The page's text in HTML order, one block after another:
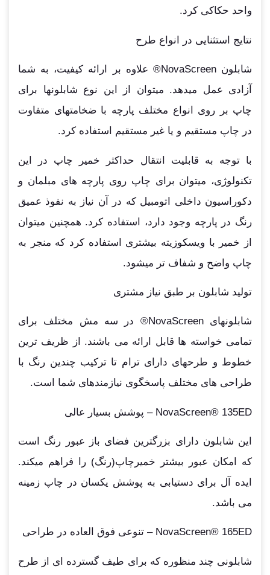
واحد حکاکی کرد.
نتایج استثنایی در انواع طرح
شابلون NovaScreen® علاوه بر ارائه کیفیت، به شما
آزادی عمل میدهد. میتوان از این نوع شابلونها برای
چاپ بر روی انواع مختلف پارچه با ضخامتهای متفاوت
در چاپ مستقیم و یا غیر مستقیم استفاده کرد.
با توجه به قابلیت انتقال حداکثر خمیر چاپ در این
تکنولوژی، میتوان برای چاپ روی پارچه های مبلمان و
دکوراسیون داخلی اتومبیل که در آن نیاز به نفوذ عمیق
رنگ در پارچه وجود دارد، استفاده کرد. همچنین میتوان
از خمیر با ویسکوزیته بیشتری استفاده کرد که منجر به
چاپ واضح و شفاف تر میشود.
تولید شابلون بر طبق نیاز مشتری
شابلونهای NovaScreen® در سه مش مختلف برای
تمامی خواسته ها قابل ارائه می باشند. از ظریف ترین
خطوط و طرحهای دارای ترام تا ترکیب چندین رنگ با
طراحی های مختلف پاسخگوی نیازمندهای شما است.
NovaScreen® 135ED – پوشش بسیار عالی
این شابلون دارای بزرگترین فضای باز عبور رنگ است
که امکان عبور بیشتر خمیرچاپ(رنگ) را فراهم میکند.
ایده آل برای دستیابی به پوشش یکسان در چاپ زمینه
می باشد.
NovaScreen® 165ED – تنوعی فوق العاده در طراحی
شابلونی چند منظوره که برای طیف گسترده ای از طرح